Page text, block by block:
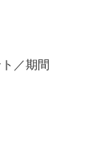
／期間